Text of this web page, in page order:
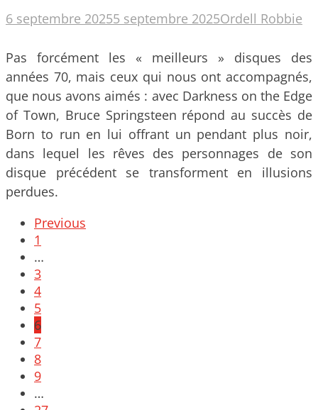
6 septembre 20255 septembre 2025Ordell Robbie
Pas forcément les « meilleurs » disques des
années 70, mais ceux qui nous ont accompagnés,
que nous avons aimés : avec Darkness on the Edge
of Town, Bruce Springsteen répond au succès de
Born to run en lui offrant un pendant plus noir,
dans lequel les rêves des personnages de son
disque précédent se transforment en illusions
perdues.
Posts
navigation
Previous
1
…
3
4
5
6
7
8
9
…